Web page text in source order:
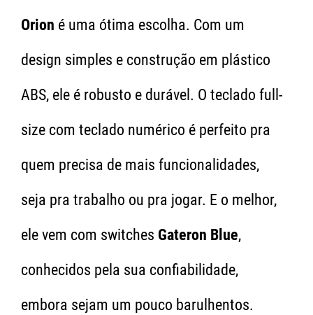
Orion é uma ótima escolha. Com um
design simples e construção em plástico
ABS, ele é robusto e durável. O teclado full-
size com teclado numérico é perfeito pra
quem precisa de mais funcionalidades,
seja pra trabalho ou pra jogar. E o melhor,
ele vem com switches Gateron Blue,
conhecidos pela sua confiabilidade,
embora sejam um pouco barulhentos.